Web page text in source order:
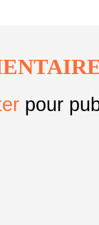
pour